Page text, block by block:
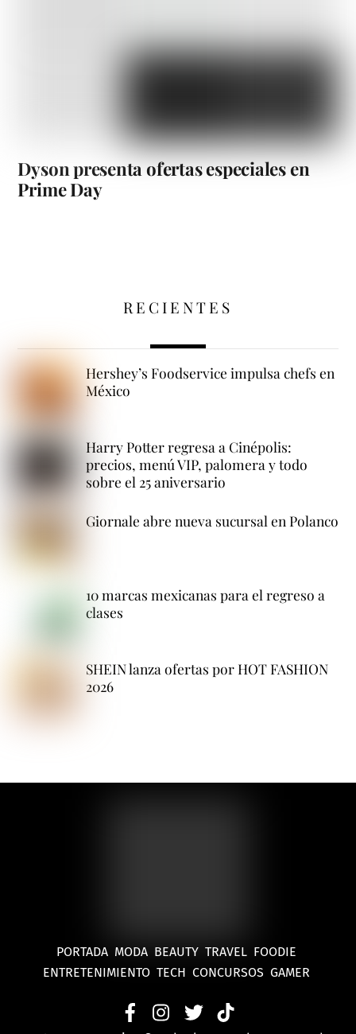
Dyson presenta ofertas especiales en
Prime Day
RECIENTES
Hershey’s Foodservice impulsa chefs en
México
Harry Potter regresa a Cinépolis:
precios, menú VIP, palomera y todo
sobre el 25 aniversario
Giornale abre nueva sucursal en Polanco
10 marcas mexicanas para el regreso a
clases
SHEIN lanza ofertas por HOT FASHION
2026
PORTADA MODA BEAUTY TRAVEL FOODIE
ENTRETENIMIENTO TECH CONCURSOS GAMER